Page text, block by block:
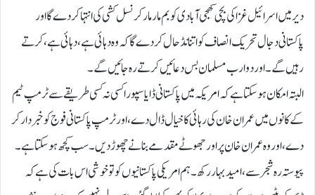
دیر میں اسرائیل غزا کی بچی کھچی آبادی کو بم مار مار کر نسل کشی کی انتہا کر دے گا اور
پاکستانی دجال تحریک انصاف کو اتنا نڈحال کر دے گا کہ وہ دہائی ہے، دہائی ہے، کرتے
رہیں گے۔ اور دو ارب مسلمان بس دعائیں کرتے رہ جائیں گے۔
البتہ امکان ہو سکتا ہے کہ امریکہ میں پاکستانی ڈایا سپورا کسی نہ کسی طریقے سے ٹرمپ ٹیم
کے کانوں میں عمران خان کی رہائی کا خیال ڈال دے، اور ٹرمپ پاکستانی فوج کو خبردار کر
دے، اور وہ عمران خان پر اور جھوٹے مقدمے بنانے چھوڑ دیں۔ سب کچھ ہو سکتا ہے۔
پیوستہ رہ شجر سے، امید بہار رکھ۔ہم امریکی پاکستانیوں کو تو خوشی اس بات کی ہے کہ